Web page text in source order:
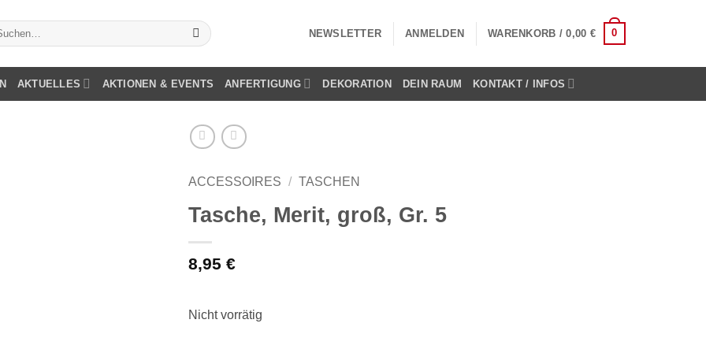
NEWSLETTER ANMELDEN WARENKORB /0,00 € 0
AKTUELLES AKTIONEN & EVENTS ANFERTIGUNG DEKORATION DEIN RAUM KONTAKT / INFOS
ACCESSOIRES / TASCHEN
Tasche, Merit, groß, Gr. 5
8,95 €
Nicht vorrätig